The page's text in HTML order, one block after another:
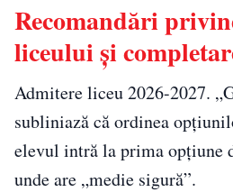
Recomandări
liceului și
Admitere liceu 2026-2027.
subliniază că ordinea
elevul intră la prima opțiune
unde are „medie sigură”.